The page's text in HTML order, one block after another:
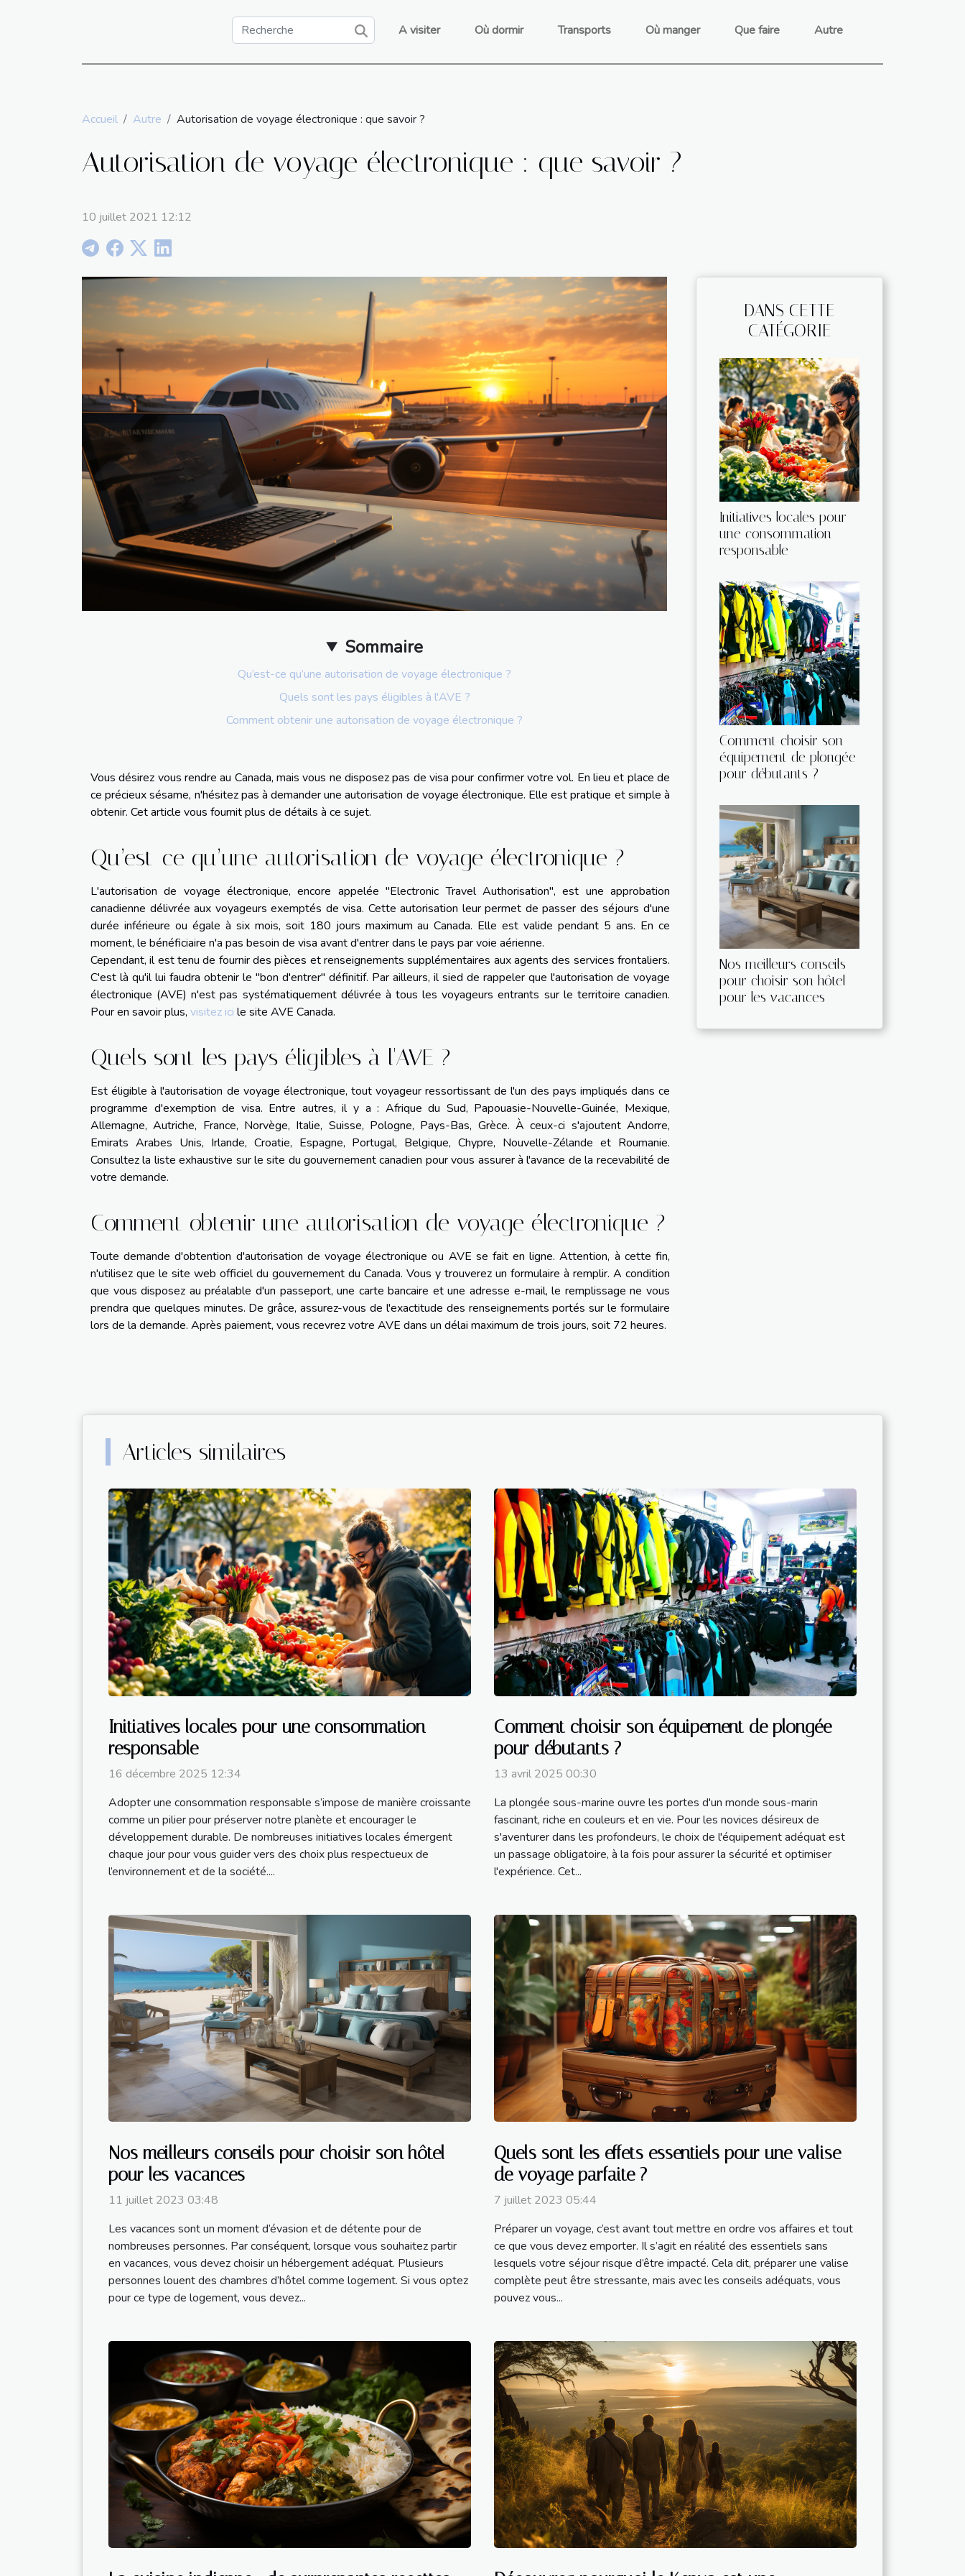
A visiter Où dormir Transports Où manger Que faire Autre
Accueil Autre Autorisation de voyage électronique : que savoir ?
Autorisation de voyage électronique : que savoir ?
10 juillet 2021 12:12
Sommaire
Qu’est-ce qu’une autorisation de voyage électronique ?
Quels sont les pays éligibles à l'AVE ?
Comment obtenir une autorisation de voyage électronique ?
Vous désirez vous rendre au Canada, mais vous ne disposez pas de visa pour confirmer votre vol. En lieu et place de
ce précieux sésame, n'hésitez pas à demander une autorisation de voyage électronique. Elle est pratique et simple à
obtenir. Cet article vous fournit plus de détails à ce sujet.
Qu’est-ce qu’une autorisation de voyage électronique ?
L'autorisation de voyage électronique, encore appelée "Electronic Travel Authorisation", est une approbation
canadienne délivrée aux voyageurs exemptés de visa. Cette autorisation leur permet de passer des séjours d'une
durée inférieure ou égale à six mois, soit 180 jours maximum au Canada. Elle est valide pendant 5 ans. En ce
moment, le bénéficiaire n'a pas besoin de visa avant d'entrer dans le pays par voie aérienne.
Cependant, il est tenu de fournir des pièces et renseignements supplémentaires aux agents des services frontaliers.
C'est là qu'il lui faudra obtenir le "bon d'entrer" définitif. Par ailleurs, il sied de rappeler que l'autorisation de voyage
électronique (AVE) n'est pas systématiquement délivrée à tous les voyageurs entrants sur le territoire canadien.
Pour en savoir plus, visitez ici le site AVE Canada.
Quels sont les pays éligibles à l'AVE ?
Est éligible à l'autorisation de voyage électronique, tout voyageur ressortissant de l'un des pays impliqués dans ce
programme d'exemption de visa. Entre autres, il y a : Afrique du Sud, Papouasie-Nouvelle-Guinée, Mexique,
Allemagne, Autriche, France, Norvège, Italie, Suisse, Pologne, Pays-Bas, Grèce. À ceux-ci s'ajoutent Andorre,
Emirats Arabes Unis, Irlande, Croatie, Espagne, Portugal, Belgique, Chypre, Nouvelle-Zélande et Roumanie.
Consultez la liste exhaustive sur le site du gouvernement canadien pour vous assurer à l'avance de la recevabilité de
votre demande.
Comment obtenir une autorisation de voyage électronique ?
Toute demande d'obtention d'autorisation de voyage électronique ou AVE se fait en ligne. Attention, à cette fin,
n'utilisez que le site web officiel du gouvernement du Canada. Vous y trouverez un formulaire à remplir. A condition
que vous disposez au préalable d'un passeport, une carte bancaire et une adresse e-mail, le remplissage ne vous
prendra que quelques minutes. De grâce, assurez-vous de l'exactitude des renseignements portés sur le formulaire
lors de la demande. Après paiement, vous recevrez votre AVE dans un délai maximum de trois jours, soit 72 heures.
DANS CETTE
CATÉGORIE
Initiatives locales pour
une consommation
responsable
Comment choisir son
équipement de plongée
pour débutants ?
Nos meilleurs conseils
pour choisir son hôtel
pour les vacances
Articles similaires
Initiatives locales pour une consommation
responsable
16 décembre 2025 12:34
Adopter une consommation responsable s’impose de manière croissante
comme un pilier pour préserver notre planète et encourager le
développement durable. De nombreuses initiatives locales émergent
chaque jour pour vous guider vers des choix plus respectueux de
l’environnement et de la société....
Comment choisir son équipement de plongée
pour débutants ?
13 avril 2025 00:30
La plongée sous-marine ouvre les portes d'un monde sous-marin
fascinant, riche en couleurs et en vie. Pour les novices désireux de
s'aventurer dans les profondeurs, le choix de l'équipement adéquat est
un passage obligatoire, à la fois pour assurer la sécurité et optimiser
l'expérience. Cet...
Nos meilleurs conseils pour choisir son hôtel
pour les vacances
11 juillet 2023 03:48
Les vacances sont un moment d’évasion et de détente pour de
nombreuses personnes. Par conséquent, lorsque vous souhaitez partir
en vacances, vous devez choisir un hébergement adéquat. Plusieurs
personnes louent des chambres d’hôtel comme logement. Si vous optez
pour ce type de logement, vous devez...
Quels sont les effets essentiels pour une valise
de voyage parfaite ?
7 juillet 2023 05:44
Préparer un voyage, c’est avant tout mettre en ordre vos affaires et tout
ce que vous devez emporter. Il s’agit en réalité des essentiels sans
lesquels votre séjour risque d’être impacté. Cela dit, préparer une valise
complète peut être stressante, mais avec les conseils adéquats, vous
pouvez vous...